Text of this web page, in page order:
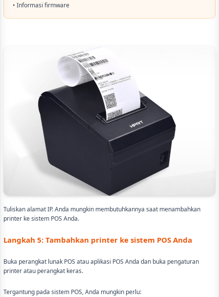
• Informasi firmware
Tuliskan alamat IP. Anda mungkin membutuhkannya saat menambahkan
printer ke sistem POS Anda.
Langkah 5: Tambahkan printer ke sistem POS Anda
Buka perangkat lunak POS atau aplikasi POS Anda dan buka pengaturan
printer atau perangkat keras.
Tergantung pada sistem POS, Anda mungkin perlu: